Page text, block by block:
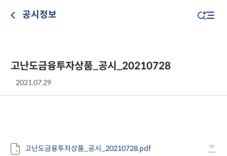
공시정보
고난도금융투자상품_공시_20210728
2021.07.29
고난도금융투자상품_공시_20210728.pdf